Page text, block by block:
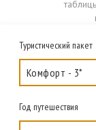
Туристический пакет
Год путешествия